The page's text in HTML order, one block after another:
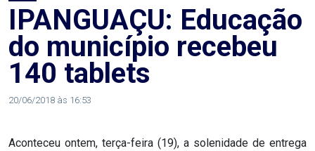
ALEGRIA
ALRN
ANIVERSARIANTE
IPANGUAÇU: Educação
do município recebeu
140 tablets
20/06/2018 às 16:53
Aconteceu ontem, terça-feira (19), a solenidade de entrega